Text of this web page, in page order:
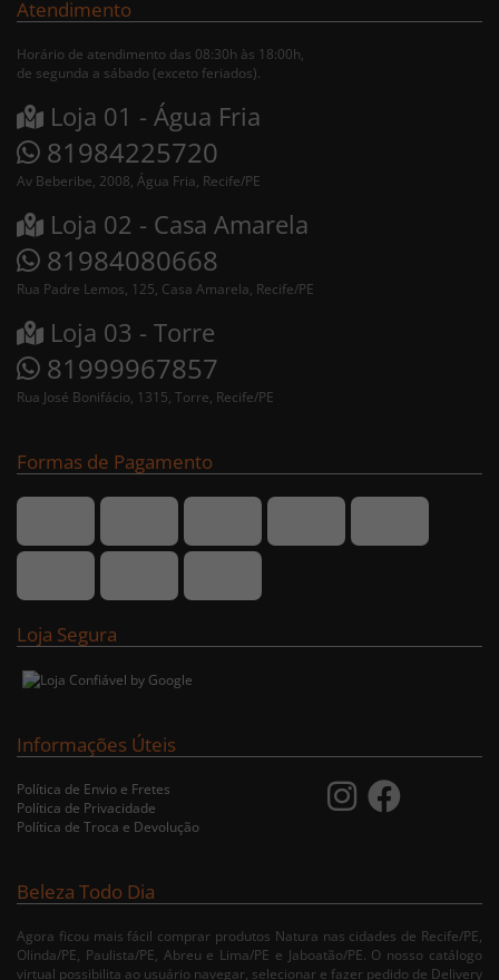
Atendimento
Horário de atendimento das 08:30h às 18:00h,
de segunda a sábado (exceto feriados).
Loja 01 - Água Fria
81984225720
Av Beberibe, 2008, Água Fria, Recife/PE
Loja 02 - Casa Amarela
81984080668
Rua Padre Lemos, 125, Casa Amarela, Recife/PE
Loja 03 - Torre
81999967857
Rua José Bonifácio, 1315, Torre, Recife/PE
Formas de Pagamento
Loja Segura
Informações Úteis
Política de Envio e Fretes
Política de Privacidade
Política de Troca e Devolução
Beleza Todo Dia
Agora ficou mais fácil comprar produtos Natura nas cidades de Recife/PE,
Olinda/PE, Paulista/PE, Abreu e Lima/PE e Jaboatão/PE. O nosso catálogo
virtual possibilita ao usuário navegar, selecionar e fazer pedido de Delivery